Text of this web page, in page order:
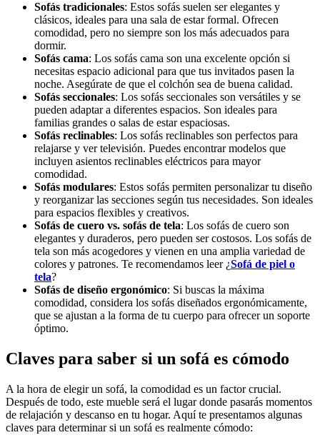
Sofás tradicionales: Estos sofás suelen ser elegantes y
clásicos, ideales para una sala de estar formal. Ofrecen
comodidad, pero no siempre son los más adecuados para
dormir.
Sofás cama: Los sofás cama son una excelente opción si
necesitas espacio adicional para que tus invitados pasen la
noche. Asegúrate de que el colchón sea de buena calidad.
Sofás seccionales: Los sofás seccionales son versátiles y se
pueden adaptar a diferentes espacios. Son ideales para
familias grandes o salas de estar espaciosas.
Sofás reclinables: Los sofás reclinables son perfectos para
relajarse y ver televisión. Puedes encontrar modelos que
incluyen asientos reclinables eléctricos para mayor
comodidad.
Sofás modulares: Estos sofás permiten personalizar tu diseño
y reorganizar las secciones según tus necesidades. Son ideales
para espacios flexibles y creativos.
Sofás de cuero vs. sofás de tela: Los sofás de cuero son
elegantes y duraderos, pero pueden ser costosos. Los sofás de
tela son más acogedores y vienen en una amplia variedad de
colores y patrones. Te recomendamos leer ¿Sofá de piel o
tela?
Sofás de diseño ergonómico: Si buscas la máxima
comodidad, considera los sofás diseñados ergonómicamente,
que se ajustan a la forma de tu cuerpo para ofrecer un soporte
óptimo.
Claves para saber si un sofá es cómodo
A la hora de elegir un sofá, la comodidad es un factor crucial.
Después de todo, este mueble será el lugar donde pasarás momentos
de relajación y descanso en tu hogar. Aquí te presentamos algunas
claves para determinar si un sofá es realmente cómodo: